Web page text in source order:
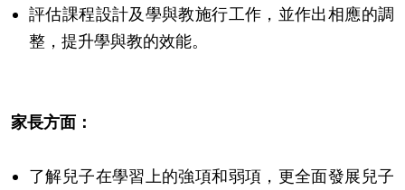
評估課程設計及學與教施行工作，並作出相應的調
整，提升學與教的效能。
家長方面：
了解兒子在學習上的強項和弱項，更全面發展兒子